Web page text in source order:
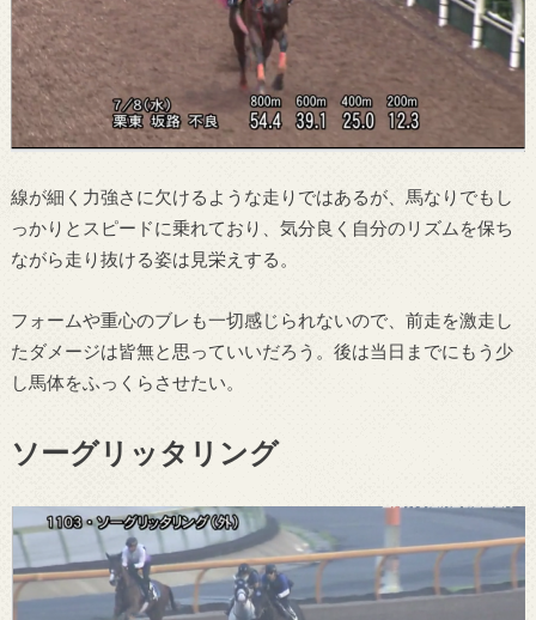
線が細く力強さに欠けるような走りではあるが、馬なりでもし
っかりとスピードに乗れており、気分良く自分のリズムを保ち
ながら走り抜ける姿は見栄えする。
フォームや重心のブレも一切感じられないので、前走を激走し
たダメージは皆無と思っていいだろう。後は当日までにもう少
し馬体をふっくらさせたい。
ソーグリッタリング